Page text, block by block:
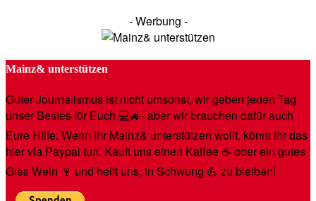
- Werbung -
Mainz& unterstützen
Guter Journalismus ist nicht umsonst, wir geben jeden Tag
unser Bestes für Euch 💻🚙- aber wir brauchen dafür auch
Eure Hilfe: Wenn Ihr Mainz& unterstützen wollt, könnt Ihr das
hier via Paypal tun. Kauft uns einen Kaffee ☕️ oder ein gutes
Glas Wein 🍷 und helft uns, in Schwung 💪 zu bleiben!